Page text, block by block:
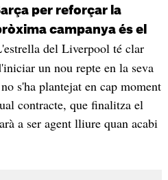
per reforçar la
campanya és el
del Liverpool té clar
un nou repte en la seva
s'ha plantejat en cap moment
contracte, que finalitza el
a ser agent lliure quan acabi